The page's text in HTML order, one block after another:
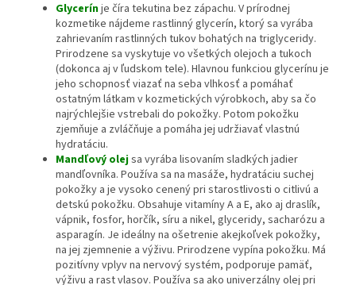
Glycerínje číra tekutina bez zápachu. V prírodnej
kozmetike nájdeme rastlinný glycerín, ktorý sa vyrába
zahrievaním rastlinných tukov bohatých na triglyceridy.
Prirodzene sa vyskytuje vo všetkých olejoch a tukoch
(dokonca aj v ľudskom tele). Hlavnou funkciou glycerínu je
jeho schopnosť viazať na seba vlhkosť a pomáhať
ostatným látkam v kozmetických výrobkoch, aby sa čo
najrýchlejšie vstrebali do pokožky. Potom pokožku
zjemňuje a zvláčňuje a pomáha jej udržiavať vlastnú
hydratáciu.
Mandľový olejsa vyrába lisovaním sladkých jadier
mandľovníka. Používa sa na masáže, hydratáciu suchej
pokožky a je vysoko cenený pri starostlivosti o citlivú a
detskú pokožku. Obsahuje vitamíny A a E, ako aj draslík,
vápnik, fosfor, horčík, síru a nikel, glyceridy, sacharózu a
asparagín. Je ideálny na ošetrenie akejkoľvek pokožky,
na jej zjemnenie a výživu. Prirodzene vypína pokožku. Má
pozitívny vplyv na nervový systém, podporuje pamäť,
výživu a rast vlasov. Používa sa ako univerzálny olej pri